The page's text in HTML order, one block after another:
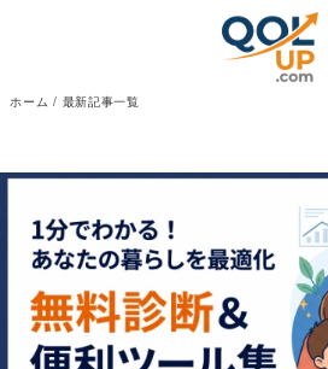
ホーム / 最新記事一覧